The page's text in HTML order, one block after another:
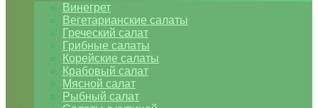
Винегрет
Вегетарианские салаты
Греческий салат
Грибные салаты
Корейские салаты
Крабовый салат
Мясной салат
Рыбный салат